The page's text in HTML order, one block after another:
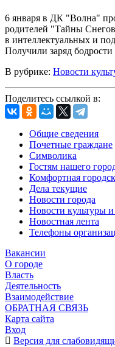
6 января в ДК "Волна"
родителей "Тайны
в интеллектуальных и
Получили заряд
В рубрике: Новости
Поделитесь ссылкой в:
Общие сведения
Почетные граждане
Символика
Гостям нашего
Комфортная
Дела текущие
Новости города
Новости культуры и
Новостная лента
Телефоны
Вакансии
О городе
Власть
Деятельность
Взаимодействие
ОБРАТНАЯ СВЯЗЬ
Карта сайта
Вход
Версия для